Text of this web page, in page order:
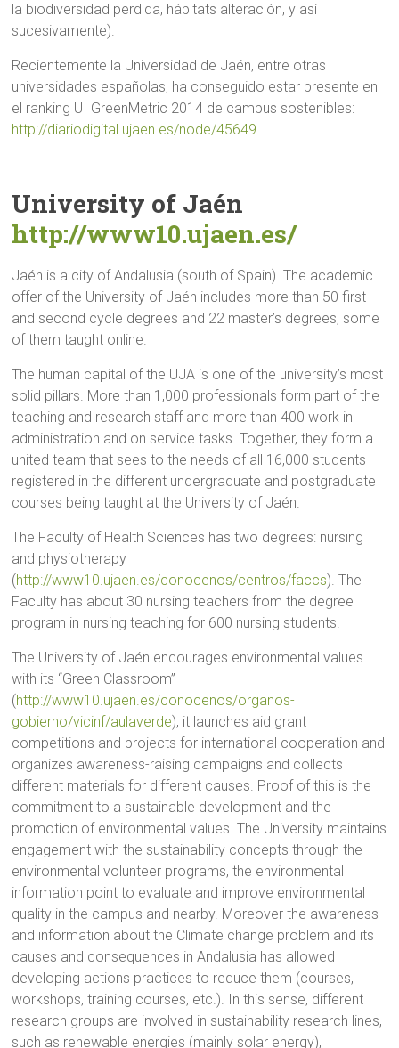
la biodiversidad perdida, hábitats alteración, y así
sucesivamente).
Recientemente la Universidad de Jaén, entre otras
universidades españolas, ha conseguido estar presente en
el ranking UI GreenMetric 2014 de campus sostenibles:
http://diariodigital.ujaen.es/node/45649
University of Jaén
http://www10.ujaen.es/
Jaén is a city of Andalusia (south of Spain). The academic
offer of the University of Jaén includes more than 50 first
and second cycle degrees and 22 master’s degrees, some
of them taught online.
The human capital of the UJA is one of the university’s most
solid pillars. More than 1,000 professionals form part of the
teaching and research staff and more than 400 work in
administration and on service tasks. Together, they form a
united team that sees to the needs of all 16,000 students
registered in the different undergraduate and postgraduate
courses being taught at the University of Jaén.
The Faculty of Health Sciences has two degrees: nursing
and physiotherapy
(http://www10.ujaen.es/conocenos/centros/faccs). The
Faculty has about 30 nursing teachers from the degree
program in nursing teaching for 600 nursing students.
The University of Jaén encourages environmental values
with its “Green Classroom”
(http://www10.ujaen.es/conocenos/organos-
gobierno/vicinf/aulaverde), it launches aid grant
competitions and projects for international cooperation and
organizes awareness-raising campaigns and collects
different materials for different causes. Proof of this is the
commitment to a sustainable development and the
promotion of environmental values. The University maintains
engagement with the sustainability concepts through the
environmental volunteer programs, the environmental
information point to evaluate and improve environmental
quality in the campus and nearby. Moreover the awareness
and information about the Climate change problem and its
causes and consequences in Andalusia has allowed
developing actions practices to reduce them (courses,
workshops, training courses, etc.). In this sense, different
research groups are involved in sustainability research lines,
such as renewable energies (mainly solar energy),